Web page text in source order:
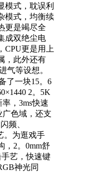
模式，耽误利
模式，均衡续
更是竭尽全
成双绝尘电
CPU更是用上
，此外还有
气等设想。
了一块15。6
2。5K
，3ms快速
广色域，还支
频、
。为逛戏手
，2。0mm舒
手艺，快速键
神光同